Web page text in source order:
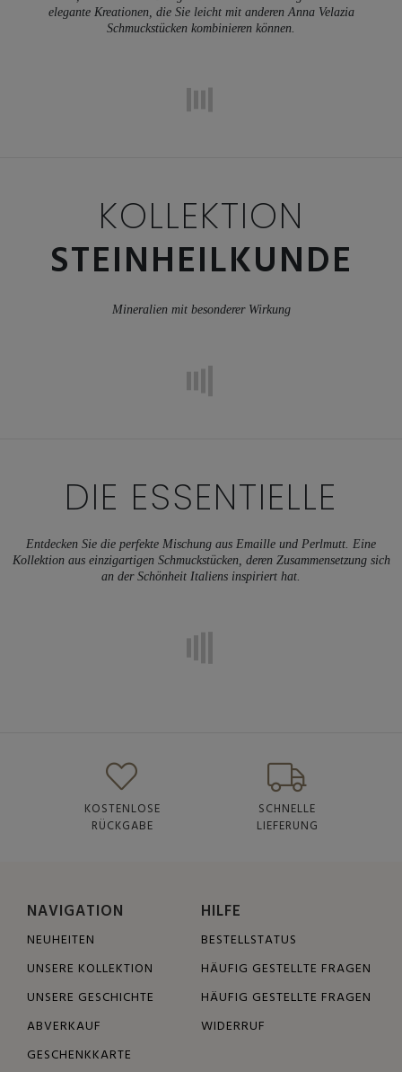
elegante Kreationen, die Sie leicht mit anderen Anna Velazia
Schmuckstücken kombinieren können.
KOLLEKTION
STEINHEILKUNDE
Mineralien mit besonderer Wirkung
DIE ESSENTIELLE
Entdecken Sie die perfekte Mischung aus Emaille und Perlmutt. Eine
Kollektion aus einzigartigen Schmuckstücken, deren Zusammensetzung sich
an der Schönheit Italiens inspiriert hat.
KOSTENLOSE
RÜCKGABE
SCHNELLE
LIEFERUNG
NAVIGATION
NEUHEITEN
UNSERE KOLLEKTION
UNSERE GESCHICHTE
ABVERKAUF
GESCHENKKARTE
HILFE
BESTELLSTATUS
HÄUFIG GESTELLTE FRAGEN
HÄUFIG GESTELLTE FRAGEN
WIDERRUF